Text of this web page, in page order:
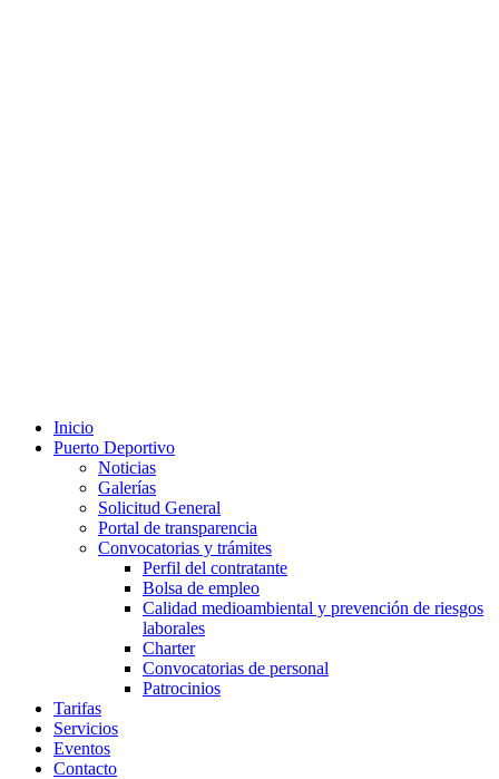
Inicio
Puerto Deportivo
Noticias
Galerías
Solicitud General
Portal de transparencia
Convocatorias y trámites
Perfil del contratante
Bolsa de empleo
Calidad medioambiental y prevención de riesgos
laborales
Charter
Convocatorias de personal
Patrocinios
Tarifas
Servicios
Eventos
Contacto